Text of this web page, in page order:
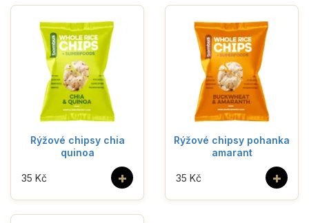
Rýžové chipsy chia
quinoa
+
35 Kč
Rýžové chipsy pohanka
amarant
+
35 Kč